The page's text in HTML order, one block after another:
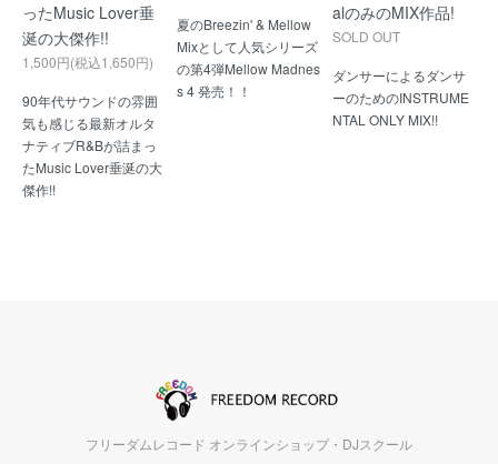
ったMusic Lover垂
涎の大傑作!!
1,500円(税込1,650円)
90年代サウンドの雰囲
気も感じる最新オルタ
ナティブR&Bが詰まっ
たMusic Lover垂涎の大
傑作!!
夏のBreezin' & Mellow
Mixとして人気シリーズ
の第4弾Mellow Madnes
s 4 発売！！
alのみのMIX作品!
SOLD OUT
ダンサーによるダンサ
ーのためのINSTRUME
NTAL ONLY MIX!!
フリーダムレコード オンラインショップ・DJスクール